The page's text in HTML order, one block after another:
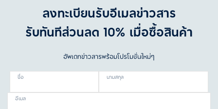
ลงทะเบียนรับอีเมลข่าวสาร
รับทันทีส่วนลด 10% เมื่อซื้อสินค้า
อัพเดทข่าวสารพร้อมโปรโมชั่นใหม่ๆ
ชื่อ นามสกุล
อีเมล